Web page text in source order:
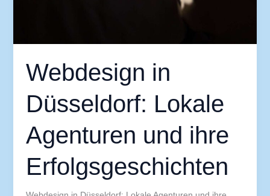
Webdesign in
Düsseldorf: Lokale
Agenturen und ihre
Erfolgsgeschichten